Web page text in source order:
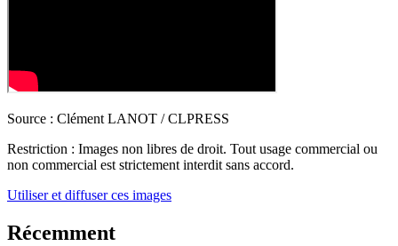
Source : Clément LANOT / CLPRESS
Restriction : Images non libres de droit. Tout usage commercial ou
non commercial est strictement interdit sans accord.
Utiliser et diffuser ces images
Récemment